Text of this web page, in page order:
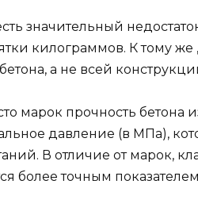
значительный
килограммов. К тому
а не всей
марок прочность бетона
давление (в МПа),
В отличие от марок,
более точным